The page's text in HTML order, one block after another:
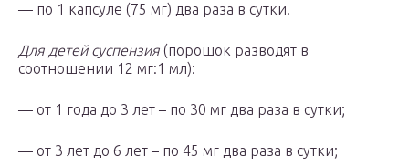
— по 1 капсуле (75 мг) два раза в сутки.
Для детей суспензия (порошок разводят в
соотношении 12 мг:1 мл):
— от 1 года до 3 лет – по 30 мг два раза в сутки;
— от 3 лет до 6 лет – по 45 мг два раза в сутки;